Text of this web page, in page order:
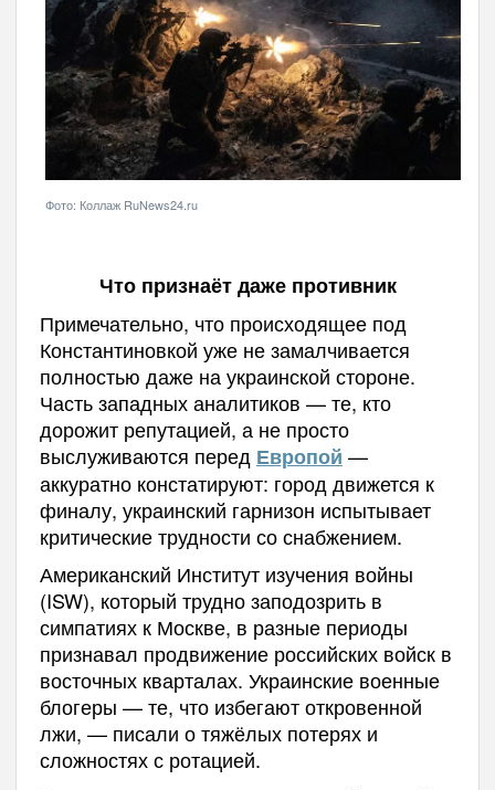
Фото: Коллаж RuNews24.ru
Что признаёт даже противник
Примечательно, что происходящее под
Константиновкой уже не замалчивается
полностью даже на украинской стороне.
Часть западных аналитиков — те, кто
дорожит репутацией, а не просто
выслуживаются перед Европой —
аккуратно констатируют: город движется к
финалу, украинский гарнизон испытывает
критические трудности со снабжением.
Американский Институт изучения войны
(ISW), который трудно заподозрить в
симпатиях к Москве, в разные периоды
признавал продвижение российских войск в
восточных кварталах. Украинские военные
блогеры — те, что избегают откровенной
лжи, — писали о тяжёлых потерях и
сложностях с ротацией.